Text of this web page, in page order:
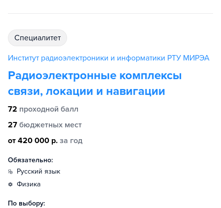
специалитет
Институт радиоэлектроники и информатики РТУ МИРЭА
Радиоэлектронные комплексы
связи, локации и навигации
72 проходной балл
27 бюджетных мест
от 420 000 р. за год
Обязательно:
русский язык
физика
По выбору: